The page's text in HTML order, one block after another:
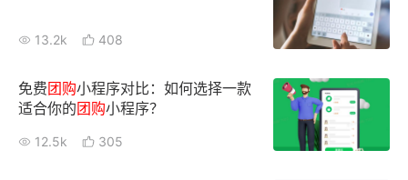
面对面聊增长
有赞春季发布会 实干家直播间
新零售大会
13.2k 408
免费团购小程序对比：如何选择一款
适合你的团购小程序？
12.5k 305